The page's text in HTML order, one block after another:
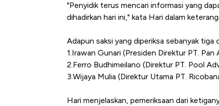
"Penyidik terus mencari informasi yang
dihadirkan hari ini," kata Hari dalam
Adapun saksi yang diperiksa sebanyak tiga
1.Irawan Gunari (Presiden Direktur PT. Pan
2.Ferro Budhimeilano (Direktur PT. Pool
3.Wijaya Mulia (Direktur Utama PT.
Hari menjelaskan, pemeriksaan dari